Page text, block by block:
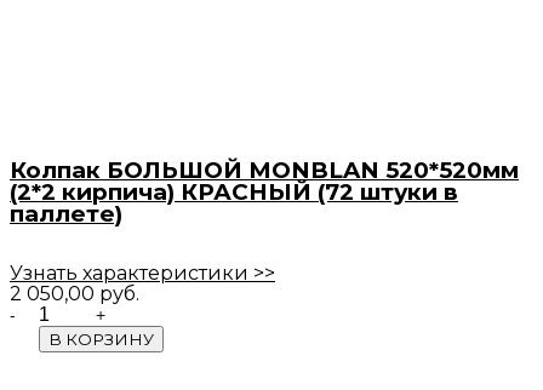
Колпак БОЛЬШОЙ MONBLAN 520*520мм
(2*2 кирпича) КРАСНЫЙ (72 штуки в
паллете)
Узнать характеристики >>
2 050,00 руб.
Quantity
В КОРЗИНУ